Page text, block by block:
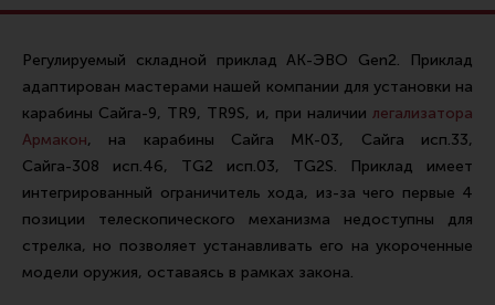
Ремни для IPSC
Стрелковые таймеры
Холощение и тренировки
Другие аксессуары IPSC
Экипировка
Пневматика
Стрелковые очки
Стрелковые наушники
Регулируемый складной приклад АК-ЭВО Gen2. Приклад
адаптирован мастерами нашей компании для установки на
карабины Сайга-9, TR9, TR9S, и, при наличии легализатора
Армакон, на карабины Сайга МК-03, Сайга исп.33,
Сайга-308 исп.46, TG2 исп.03, TG2S. Приклад имеет
интегрированный ограничитель хода, из-за чего первые 4
позиции телескопического механизма недоступны для
стрелка, но позволяет устанавливать его на укороченные
модели оружия, оставаясь в рамках закона.